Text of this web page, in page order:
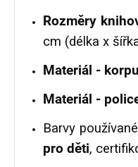
Rozměry
cm (délka x
Materiál -
Materiál -
Barvy
pro děti,